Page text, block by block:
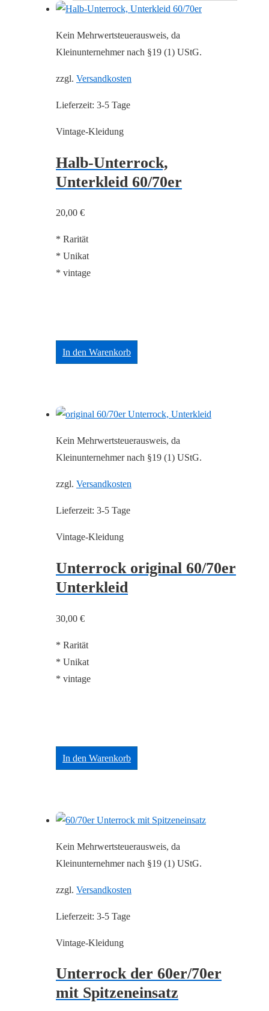
Kein Mehrwertsteuerausweis, da
Kleinunternehmer nach §19 (1) UStG.
zzgl. Versandkosten
Lieferzeit: 3-5 Tage
Vintage-Kleidung
Halb-Unterrock,
Unterkleid 60/70er
20,00 €
* Rarität
* Unikat
* vintage
In den Warenkorb
Kein Mehrwertsteuerausweis, da
Kleinunternehmer nach §19 (1) UStG.
zzgl. Versandkosten
Lieferzeit: 3-5 Tage
Vintage-Kleidung
Unterrock original 60/70er
Unterkleid
30,00 €
* Rarität
* Unikat
* vintage
In den Warenkorb
Kein Mehrwertsteuerausweis, da
Kleinunternehmer nach §19 (1) UStG.
zzgl. Versandkosten
Lieferzeit: 3-5 Tage
Vintage-Kleidung
Unterrock der 60er/70er
mit Spitzeneinsatz